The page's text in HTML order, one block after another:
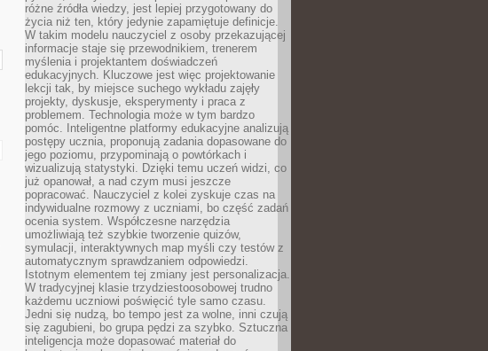
różne źródła wiedzy, jest lepiej przygotowany do
życia niż ten, który jedynie zapamiętuje definicje.
W takim modelu nauczyciel z osoby przekazującej
informacje staje się przewodnikiem, trenerem
myślenia i projektantem doświadczeń
edukacyjnych. Kluczowe jest więc projektowanie
lekcji tak, by miejsce suchego wykładu zajęły
projekty, dyskusje, eksperymenty i praca z
problemem. Technologia może w tym bardzo
pomóc. Inteligentne platformy edukacyjne analizują
postępy ucznia, proponują zadania dopasowane do
jego poziomu, przypominają o powtórkach i
wizualizują statystyki. Dzięki temu uczeń widzi, co
już opanował, a nad czym musi jeszcze
popracować. Nauczyciel z kolei zyskuje czas na
indywidualne rozmowy z uczniami, bo część zadań
ocenia system. Współczesne narzędzia
umożliwiają też szybkie tworzenie quizów,
symulacji, interaktywnych map myśli czy testów z
automatycznym sprawdzaniem odpowiedzi.
Istotnym elementem tej zmiany jest personalizacja.
W tradycyjnej klasie trzydziestoosobowej trudno
każdemu uczniowi poświęcić tyle samo czasu.
Jedni się nudzą, bo tempo jest za wolne, inni czują
się zagubieni, bo grupa pędzi za szybko. Sztuczna
inteligencja może dopasować materiał do